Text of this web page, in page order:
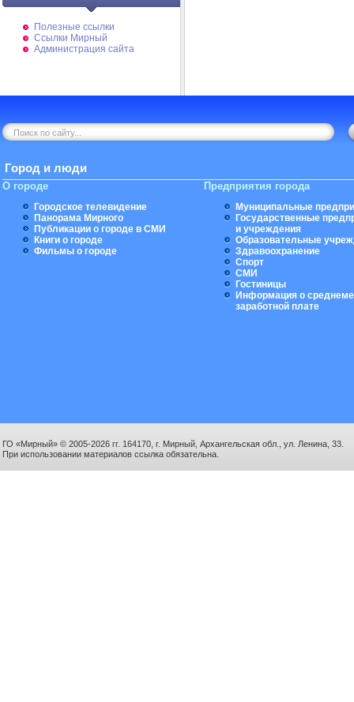
Полезные ссылки
Ссылки Мирный
Администрация сайта
Город и люди
О городе
Городское телевидение
Панорама Мирного
Публикации о городе в СМИ
Книги о городе
Фильмы о городе
Предприятия города
Муниципальные
Государственные
и учреждения
Образовательные
Здравоохранение
Спорт
СМИ
Гостиницы
Информация о
заработной плате
ГО «Мирный» © 2005-2026 гг. 164170, г. Мирный, Архангельская обл., ул. Ленина, 33.
При использовании материалов ссылка обязательна.